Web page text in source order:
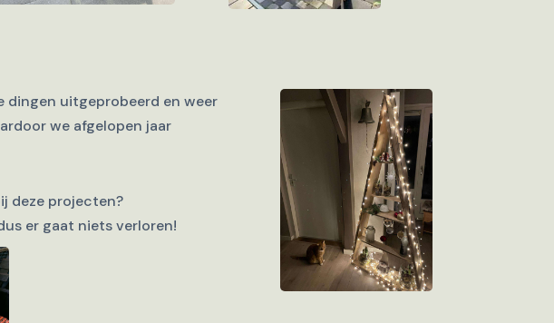
dingen uitgeprobeerd en weer
we afgelopen jaar
deze projecten?
er gaat niets verloren!